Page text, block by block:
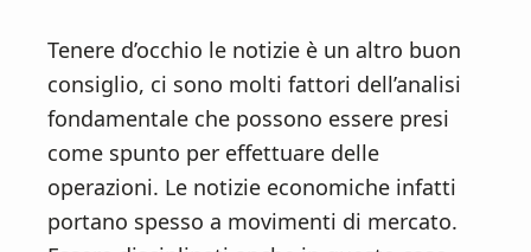
Tenere d’occhio le notizie è un altro buon
consiglio, ci sono molti fattori dell’analisi
fondamentale che possono essere presi
come spunto per effettuare delle
operazioni. Le notizie economiche infatti
portano spesso a movimenti di mercato.